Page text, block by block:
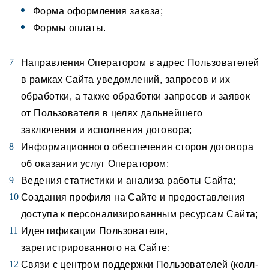
Форма оформления заказа;
Формы оплаты.
Направления Оператором в адрес Пользователей
в рамках Сайта уведомлений, запросов и их
обработки, а также обработки запросов и заявок
от Пользователя в целях дальнейшего
заключения и исполнения договора;
Информационного обеспечения сторон договора
об оказании услуг Оператором;
Ведения статистики и анализа работы Сайта;
Создания профиля на Сайте и предоставления
доступа к персонализированным ресурсам Сайта;
Идентификации Пользователя,
зарегистрированного на Сайте;
Связи с центром поддержки Пользователей (колл-